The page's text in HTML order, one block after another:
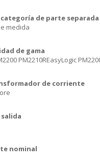
de parte separada
medida
de gama
PM2210REasyLogic
de corriente
nominal